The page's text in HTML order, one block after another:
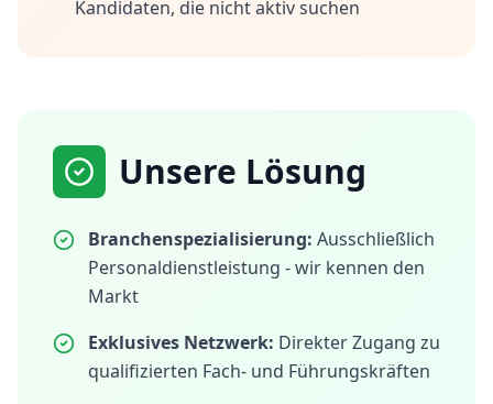
Kandidaten, die nicht aktiv suchen
Unsere Lösung
Branchenspezialisierung: Ausschließlich
Personaldienstleistung - wir kennen den
Markt
Exklusives Netzwerk: Direkter Zugang zu
qualifizierten Fach- und Führungskräften